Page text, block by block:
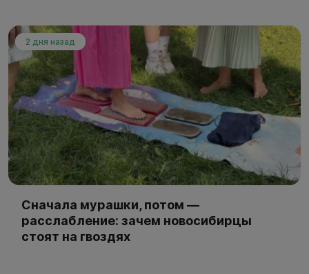
2 дня назад
Сначала мурашки, потом —
расслабление: зачем новосибирцы
стоят на гвоздях